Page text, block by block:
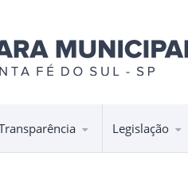
Legislação